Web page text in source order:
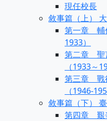
現任校長
敘事篇（上）
第一章 輔
1933）
第二章 聖
（1933～
第三章 戰
（1946-
敘事篇（下）
第四章 艱